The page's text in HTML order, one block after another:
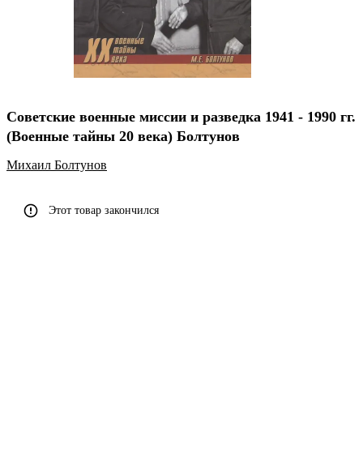
Советские военные миссии и разведка 1941 - 1990 гг.
(Военные тайны 20 века) Болтунов
Михаил Болтунов
Этот товар закончился